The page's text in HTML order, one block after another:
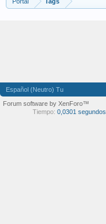
Español (Neutro) Tu
Forum software by XenForo™
Tiempo: 0,0301 segundos